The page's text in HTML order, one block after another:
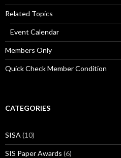
Related Topics
Event Calendar
Members Only
Quick Check Member Condition
CATEGORIES
SISA (10)
SIS Paper Awards (6)